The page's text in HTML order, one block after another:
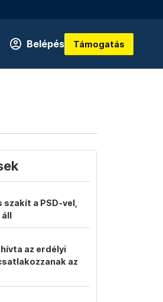
Belépés Támogatás
szakít a PSD-vel,
áll
az erdélyi
az